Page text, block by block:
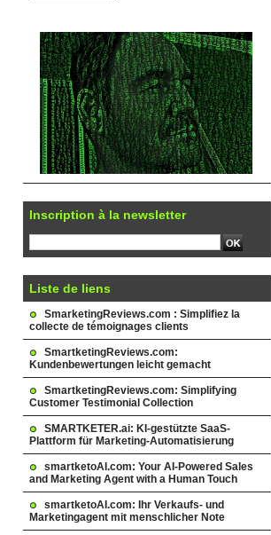
Inscription à la newsletter
Liste de liens
SmarketingReviews.com : Simplifiez la
collecte de témoignages clients
SmartketingReviews.com:
Kundenbewertungen leicht gemacht
SmartketingReviews.com: Simplifying
Customer Testimonial Collection
SMARTKETER.ai: KI-gestützte SaaS-
Plattform für Marketing-Automatisierung
smartketoAI.com: Your AI-Powered Sales
and Marketing Agent with a Human Touch
smartketoAI.com: Ihr Verkaufs- und
Marketingagent mit menschlicher Note